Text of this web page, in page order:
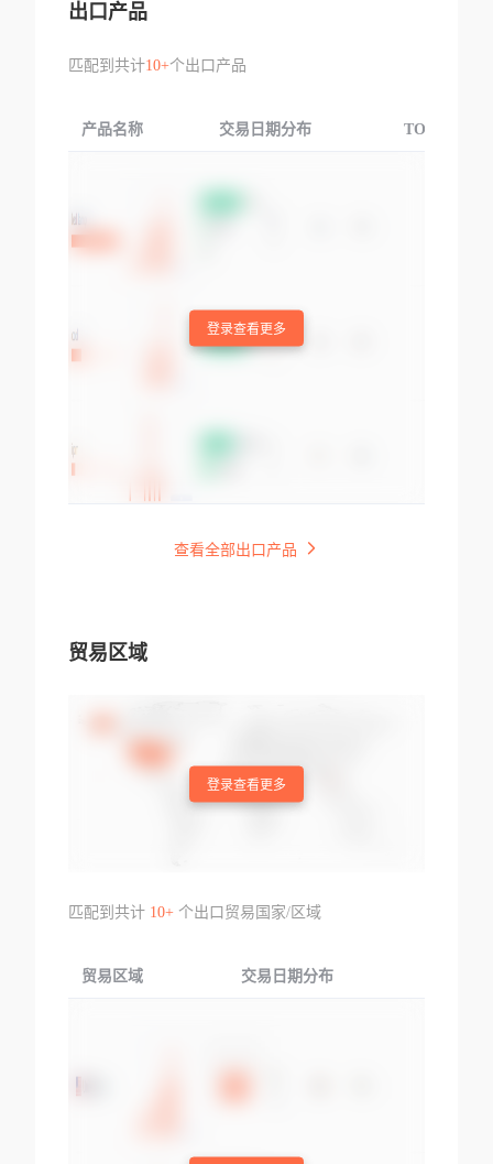
出口产品
匹配到共计10+个出口产品
产品名称 交易日期分布 TOP3交易国
登录查看更多
查看全部出口产品
贸易区域
登录查看更多
匹配到共计 10+个出口贸易国家/区域
贸易区域 交易日期分布